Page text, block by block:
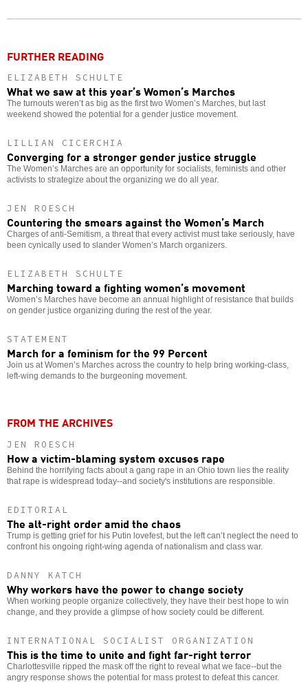
FURTHER READING
ELIZABETH SCHULTE
What we saw at this year’s Women’s Marches
The turnouts weren’t as big as the first two Women’s Marches, but last
weekend showed the potential for a gender justice movement.
LILLIAN CICERCHIA
Converging for a stronger gender justice struggle
The Women’s Marches are an opportunity for socialists, feminists and other
activists to strategize about the organizing we do all year.
JEN ROESCH
Countering the smears against the Women’s March
Charges of anti-Semitism, a threat that every activist must take seriously, have
been cynically used to slander Women’s March organizers.
ELIZABETH SCHULTE
Marching toward a fighting women’s movement
Women’s Marches have become an annual highlight of resistance that builds
on gender justice organizing during the rest of the year.
STATEMENT
March for a feminism for the 99 Percent
Join us at Women’s Marches across the country to help bring working-class,
left-wing demands to the burgeoning movement.
FROM THE ARCHIVES
JEN ROESCH
How a victim-blaming system excuses rape
Behind the horrifying facts about a gang rape in an Ohio town lies the reality
that rape is widespread today--and society's institutions are responsible.
EDITORIAL
The alt-right order amid the chaos
Trump is getting grief for his Putin lovefest, but the left can’t neglect the need to
confront his ongoing right-wing agenda of nationalism and class war.
DANNY KATCH
Why workers have the power to change society
When working people organize collectively, they have their best hope to win
change, and they provide a glimpse of how society could be different.
INTERNATIONAL SOCIALIST ORGANIZATION
This is the time to unite and fight far-right terror
Charlottesville ripped the mask off the right to reveal what we face--but the
angry response shows the potential for mass protest to defeat this cancer.